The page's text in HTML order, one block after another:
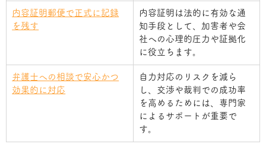
内容証明郵便で正式に記録
を残す
内容証明は法的に有効な通
知手段として、加害者や会
社への心理的圧力や証拠化
に役立ちます。
弁護士への相談で安心かつ
効果的に対応
自力対応のリスクを減ら
し、交渉や裁判での成功率
を高めるためには、専門家
によるサポートが重要で
す。